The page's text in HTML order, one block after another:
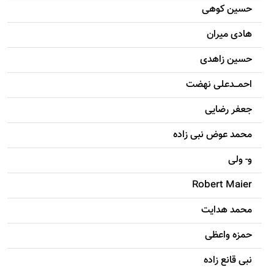
حسين کوهی
هادی ميران
حسين زاهدی
احمـــدعلی نهضت
جعفر رضایی
محمد عوض نبی زاده
و- ولی
Robert Maier
محمد هدایت
حمزه واعظی
نبی قانع زاده